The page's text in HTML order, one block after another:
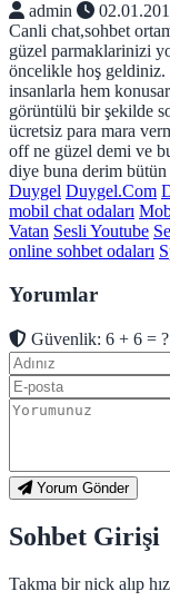
admin
Canli chat,sohbet
güzel parmaklarinizi
öncelikle hoş
insanlarla hem
görüntülü bir şekilde
ücretsiz para mara
off ne güzel demi ve
diye buna derim
Duygel Duygel.Com
mobil chat odaları
Vatan Sesli Youtube
online sohbet odaları
Yorumlar
Güvenlik: 6 + 6 = ?
Yorum Gönder
Sohbet Girişi
Takma bir nick alıp